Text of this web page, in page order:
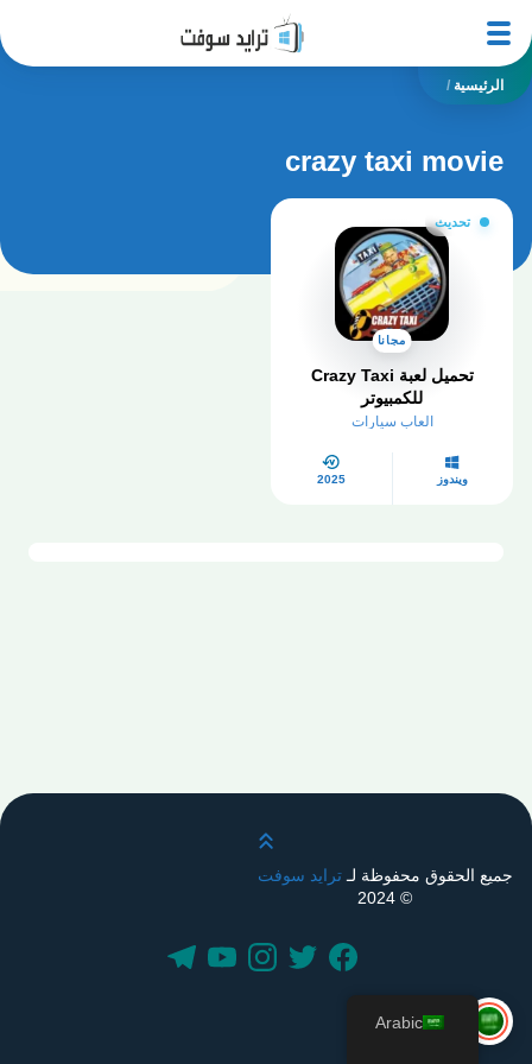
الرئيسية /
crazy taxi movie
تحديث
مجانا
تحميل لعبة Crazy Taxi
للكمبيوتر
العاب سيارات
ويندوز 2025
قم بالتمرير لأعلى
جميع الحقوق محفوظة لـترايد سوفت
© 2024
Arabic